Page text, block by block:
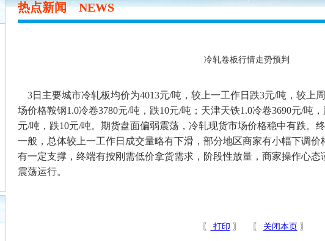
热点新闻NEWS
冷轧卷板行情走势预判
3日主要城市冷轧板均价为4013元/吨，较上一工作日跌3元/吨，较上
场价格鞍钢1.0冷卷3780元/吨，跌10元/吨；天津天铁1.0冷卷3690元/吨
元/吨，跌10元/吨。期货盘面偏弱震荡，冷轧现货市场价格稳中有跌。
一般，总体较上一工作日成交量略有下滑，部分地区商家有小幅下调
有一定支撑，终端有按刚需低价拿货需求，阶段性放量，商家操作心
震荡运行。
〖 打印 〗 〖 关闭本页 〗